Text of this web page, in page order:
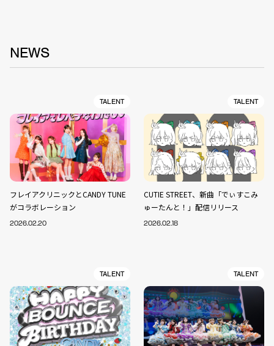
NEWS
TALENT
フレイアクリニックとCANDY TUNE
がコラボレーション
2026.02.20
TALENT
CUTIE STREET、新曲「でぃすこみ
ゅーたんと！」配信リリース
2026.02.18
TALENT TALENT